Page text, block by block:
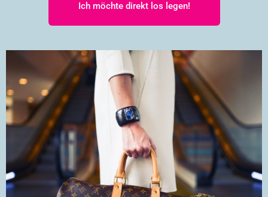
Ich möchte direkt los legen!